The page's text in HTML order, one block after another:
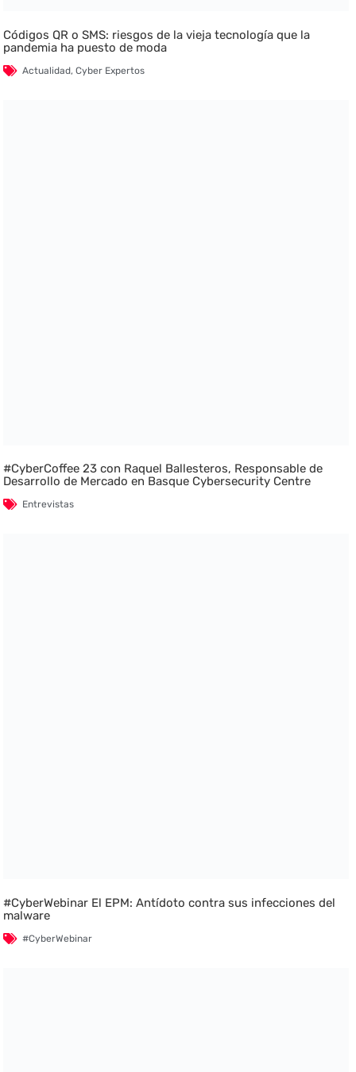
Códigos QR o SMS: riesgos de la vieja tecnología que la
pandemia ha puesto de moda
Actualidad,Cyber Expertos
#CyberCoffee 23 con Raquel Ballesteros, Responsable de
Desarrollo de Mercado en Basque Cybersecurity Centre
Entrevistas
#CyberWebinar El EPM: Antídoto contra sus infecciones del
malware
#CyberWebinar